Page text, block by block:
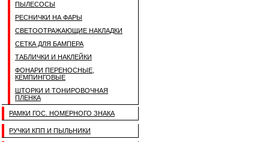
ПЫЛЕСОСЫ
РЕСНИЧКИ НА ФАРЫ
СВЕТООТРАЖАЮЩИЕ НАКЛАДКИ
СЕТКА ДЛЯ БАМПЕРА
ТАБЛИЧКИ И НАКЛЕЙКИ
ФОНАРИ ПЕРЕНОСНЫЕ,
КЕМПИНГОВЫЕ
ШТОРКИ И ТОНИРОВОЧНАЯ
ПЛЕНКА
РАМКИ ГОС. НОМЕРНОГО ЗНАКА
РУЧКИ КПП И ПЫЛЬНИКИ